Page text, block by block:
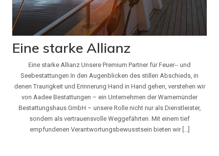
Eine starke Allianz
Eine starke Allianz Unsere Premium Partner für Feuer-- und
Seebestattungen In den Augenblicken des stillen Abschieds, in
denen Traurigkeit und Erinnerung Hand in Hand gehen, verstehen wir
von Aadee Bestattungen – ein Unternehmen der Warnemünder
Bestattungshaus GmbH – unsere Rolle nicht nur als Dienstleister,
sondern als vertrauensvolle Weggefährten. Mit einem tief
empfundenen Verantwortungsbewusstsein bieten wir [...]